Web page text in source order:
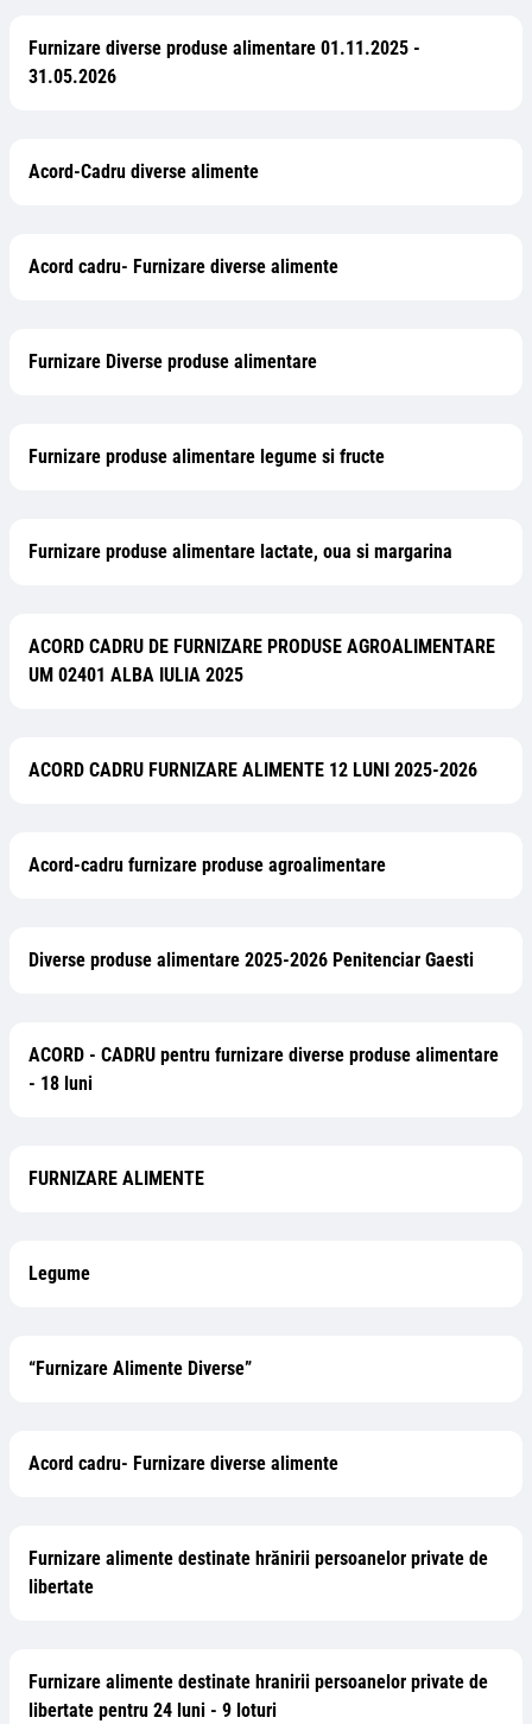
Furnizare diverse produse alimentare 01.11.2025 -
31.05.2026
Acord-Cadru diverse alimente
Acord cadru- Furnizare diverse alimente
Furnizare Diverse produse alimentare
Furnizare produse alimentare legume si fructe
Furnizare produse alimentare lactate, oua si margarina
ACORD CADRU DE FURNIZARE PRODUSE AGROALIMENTARE
UM 02401 ALBA IULIA 2025
ACORD CADRU FURNIZARE ALIMENTE 12 LUNI 2025-2026
Acord-cadru furnizare produse agroalimentare
Diverse produse alimentare 2025-2026 Penitenciar Gaesti
ACORD - CADRU pentru furnizare diverse produse alimentare
- 18 luni
FURNIZARE ALIMENTE
Legume
“Furnizare Alimente Diverse”
Acord cadru- Furnizare diverse alimente
Furnizare alimente destinate hrănirii persoanelor private de
libertate
Furnizare alimente destinate hranirii persoanelor private de
libertate pentru 24 luni - 9 loturi